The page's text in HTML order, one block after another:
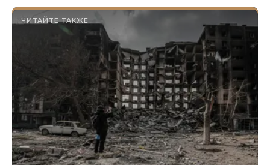
ЧИТАЙТЕ ТАКЖЕ